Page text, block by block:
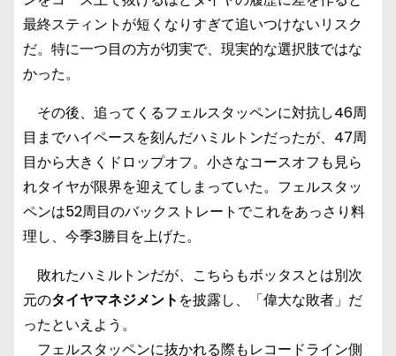
最終スティントが短くなりすぎて追いつけないリスク
だ。特に一つ目の方が切実で、現実的な選択肢ではな
かった。
その後、追ってくるフェルスタッペンに対抗し46周
目までハイペースを刻んだハミルトンだったが、47周
目から大きくドロップオフ。小さなコースオフも見ら
れタイヤが限界を迎えてしまっていた。フェルスタッ
ペンは52周目のバックストレートでこれをあっさり料
理し、今季3勝目を上げた。
敗れたハミルトンだが、こちらもボッタスとは別次
元のタイヤマネジメント を披露し、「偉大な敗者」だ
ったといえよう。
フェルスタッペンに抜かれる際もレコードライン側